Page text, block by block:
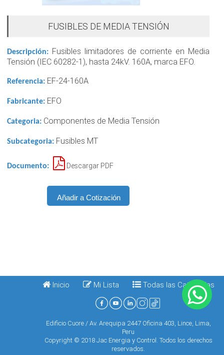
FUSIBLES DE MEDIA TENSIÓN
Descripción: Fusibles limitadores de corriente en Media
Tensión (IEC 60282-1), hasta 24kV. 160A, marca EFO.
Referencia: EF-24-160A
Fabricante: EFO
Categoria: Componentes de Media Tensión
Subcategoria: Fusibles MT
Documento: Descargar PDF
Inicio Mi Lista Todas las Categorias
Edificio Cuore / Av. Arequipa 2447 Oficina 403, Lince, Lima,
Peru
Copyright © 2018 Jac Energia y Control. Todos los derechos
reservados.